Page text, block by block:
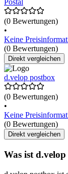
Postal
(0 Bewertungen)
•
Keine
(0 Bewertungen)
Direkt vergleichen
d.velop postbox
(0 Bewertungen)
•
Keine
(0 Bewertungen)
Direkt vergleichen
Was ist